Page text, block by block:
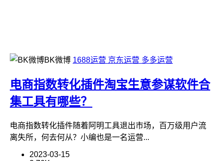
BK微博 1688运营 京东运营 多多运营
电商指数转化插件淘宝生意参谋软件合
集工具有哪些？
电商指数转化插件随着阿明工具退出市场，百万级用户流
离失所，何去何从？小编也是一名运营...
2023-03-15